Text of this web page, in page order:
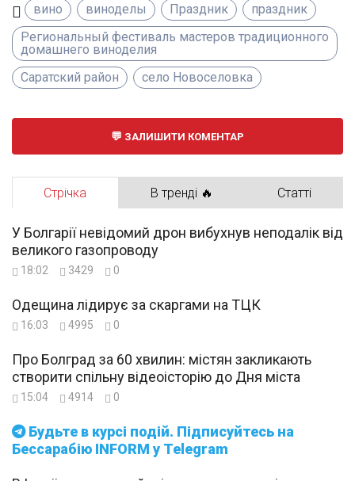
вино виноделы Праздник
праздник
Региональный фестиваль мастеров традиционного
домашнего виноделия
Саратский район
село Новоселовка
ЗАЛИШИТИ КОМЕНТАР
Стрічка В тренді 🔥 Статті
Будьте в курсі подій. Підписуйтесь на
Бессарабію INFORM у Telegram
У Болгарії невідомий дрон вибухнув неподалік від
великого газопроводу
18:02 3429 0
Одещина лідирує за скаргами на ТЦК
16:03 4995 0
Про Болград за 60 хвилин: містян закликають
створити спільну відеоісторію до Дня міста
15:04 4914 0